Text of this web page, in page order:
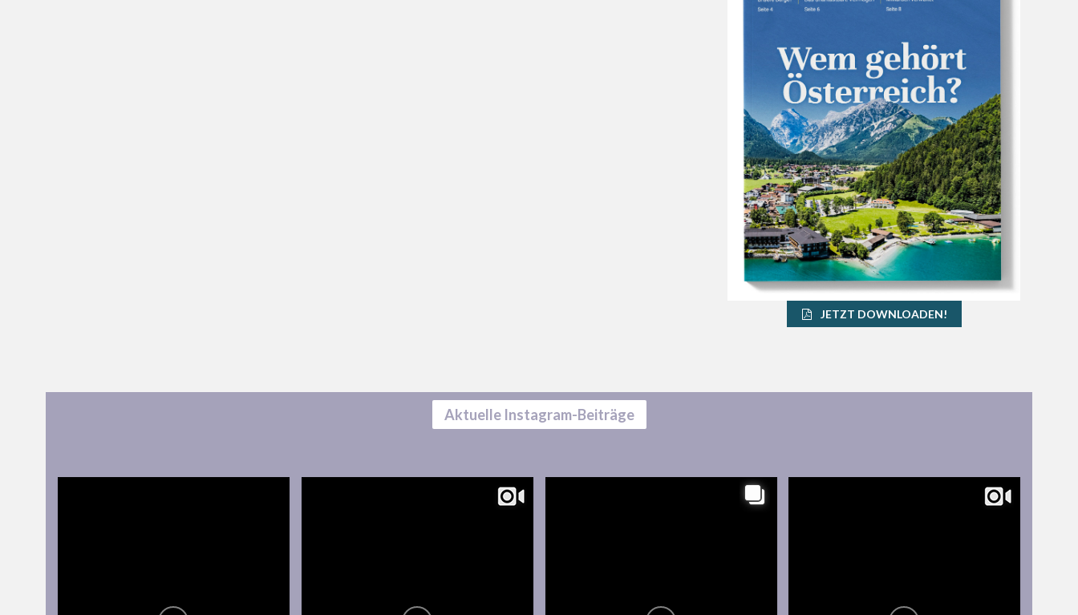
JETZT DOWNLOADEN!
Aktuelle Instagram-Beiträge